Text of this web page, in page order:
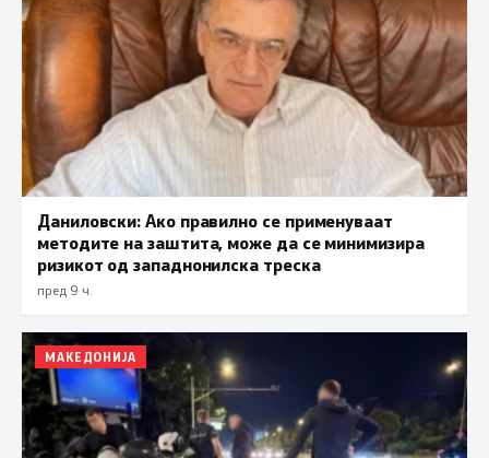
Даниловски: Ако правилно се применуваат
методите на заштита, може да се минимизира
ризикот од западнонилска треска
пред 9 ч.
МАКЕДОНИЈА